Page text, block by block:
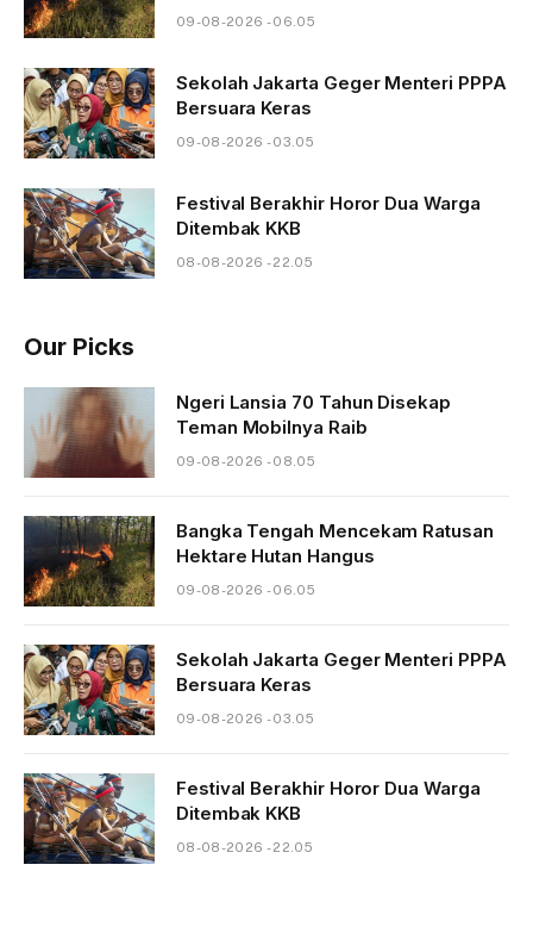
09-08-2026 - 06.05
Sekolah Jakarta Geger Menteri PPPA
Bersuara Keras
09-08-2026 - 03.05
Festival Berakhir Horor Dua Warga
Ditembak KKB
08-08-2026 - 22.05
Our Picks
Ngeri Lansia 70 Tahun Disekap
Teman Mobilnya Raib
09-08-2026 - 08.05
Bangka Tengah Mencekam Ratusan
Hektare Hutan Hangus
09-08-2026 - 06.05
Sekolah Jakarta Geger Menteri PPPA
Bersuara Keras
09-08-2026 - 03.05
Festival Berakhir Horor Dua Warga
Ditembak KKB
08-08-2026 - 22.05